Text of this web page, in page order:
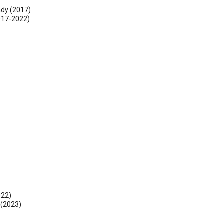
(2017)
2022)